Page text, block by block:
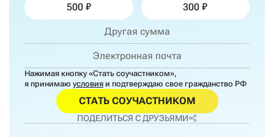
500 300
Нажимая кнопку «Стать соучастником»,
я принимаю условия и подтверждаю свое гражданство РФ
СТАТЬ СОУЧАСТНИКОМ
ПОДЕЛИТЬСЯ С ДРУЗЬЯМИ